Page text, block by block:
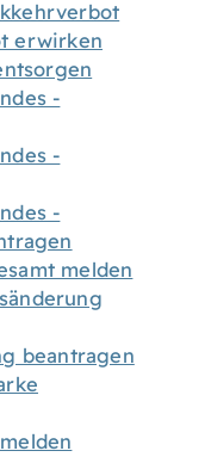
erwirken
-
-
-
melden
beantragen